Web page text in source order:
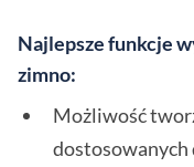
Najlepsze funkcje
zimno:
Możliwość
dostosowanych